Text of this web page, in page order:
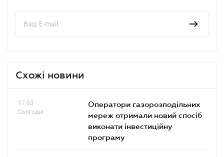
Схожі новини
17.03
Сьогодні
Оператори газорозподільних
мереж отримали новий спосіб
виконати інвестиційну
програму